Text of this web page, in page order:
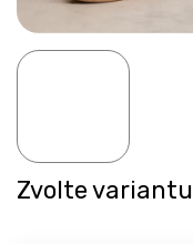
Zvolte variantu